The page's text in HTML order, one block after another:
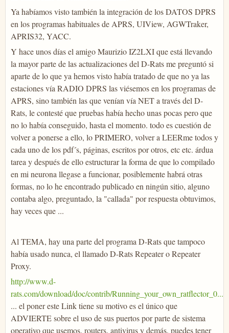
Ya habíamos visto también la integración de los DATOS DPRS
en los programas habituales de APRS, UIView, AGWTraker,
APRIS32, YACC.
Y hace unos días el amigo Maurizio IZ2LXI que está llevando
la mayor parte de las actualizaciones del D-Rats me preguntó si
aparte de lo que ya hemos visto había tratado de que no ya las
estaciones vía RADIO DPRS las viésemos en los programas de
APRS, sino también las que venían vía NET a través del D-
Rats, le contesté que pruebas había hecho unas pocas pero que
no lo había conseguido, hasta el momento. todo es cuestión de
volver a ponerse a ello, lo PRIMERO, volver a LEERme todos y
cada uno de los pdf´s, páginas, escritos por otros, etc etc. árdua
tarea y después de ello estructurar la forma de que lo compilado
en mi neurona llegase a funcionar, posiblemente habrá otras
formas, no lo he encontrado publicado en ningún sitio, alguno
contaba algo, preguntado, la "callada" por respuesta obtuvimos,
hay veces que ...
Al TEMA, hay una parte del programa D-Rats que tampoco
había usado nunca, el llamado D-Rats Repeater o Repeater
Proxy.
http://www.d-
rats.com/download/doc/contrib/Running_your_own_ratflector_0...
... el poner este Link tiene su motivo es el único que
ADVIERTE sobre el uso de sus puertos por parte de sistema
operativo que usemos, routers, antivirus y demás, puedes tener